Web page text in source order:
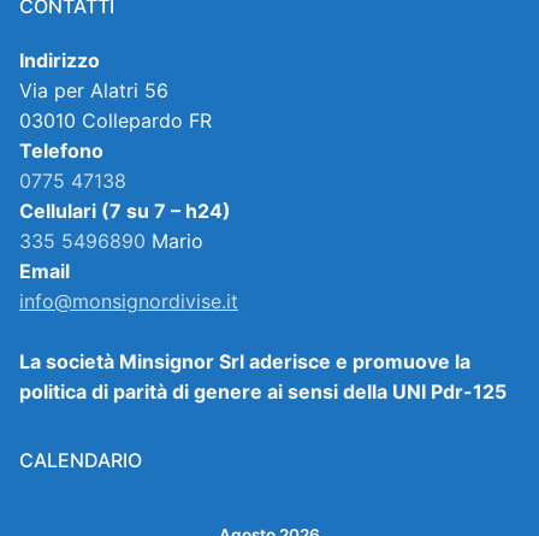
CONTATTI
Indirizzo
Via per Alatri 56
03010 Collepardo FR
Telefono
0775 47138
Cellulari (7 su 7 – h24)
335 5496890 Mario
Email
info@monsignordivise.it
La società Minsignor Srl aderisce e promuove la
politica di parità di genere ai sensi della UNI Pdr-125
CALENDARIO